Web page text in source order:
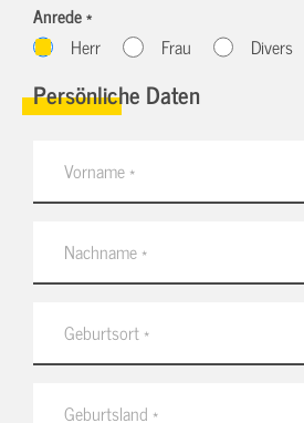
Anrede *
Herr
Frau Divers
Persönliche Daten